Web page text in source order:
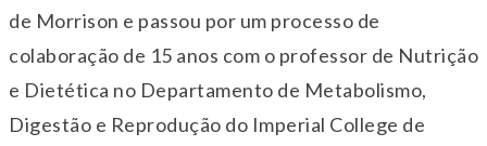
de Morrison e passou por um processo de
colaboração de 15 anos com o professor de Nutrição
e Dietética no Departamento de Metabolismo,
Digestão e Reprodução do Imperial College de